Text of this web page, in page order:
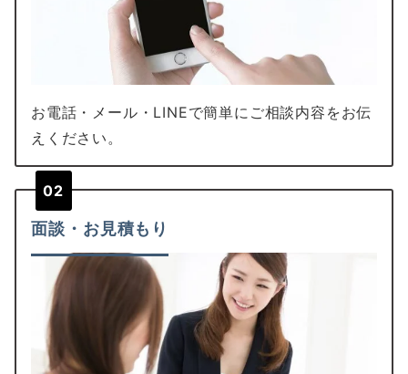
お電話・メール・LINEで簡単にご相談内容をお伝
えください。
02
面談・お見積もり